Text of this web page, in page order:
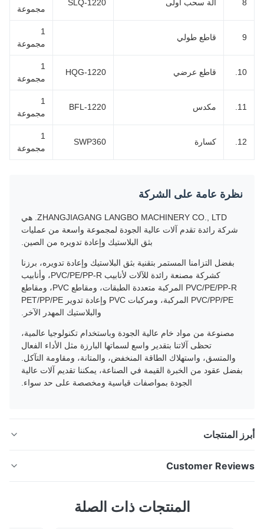
آلة سحب أولى SLQ-1220
مجموعة
قاطع طولي
مجموعة
قاطع عرضي HQG-1220
مجموعة
مكدس BFL-1220
مجموعة
كسارة SWP360
مجموعة
نظرة عامة على الشركة
ZHANGJIAGANG LANGBO MACHINERY CO., LTD. هي
شركة رائدة تقدم آلات عالية الجودة لمجموعة واسعة من عمليات
بثق البلاستيك وإعادة تدويره من الصين.
بفضل التزامنا المستمر بتقنية بثق البلاستيك وإعادة تدويره، برزنا
كشركة مصنعة رائدة للآلات لأنابيب PVC/PE/PP-R، وأنابيب
PVC/PE/PP-R المركبة متعددة الطبقات، ومقاطع PVC، ومقاطع
PVC/PP/PE المركبة، ومركبات PVC وإعادة تدوير PET/PP/PE
والبلاستيك المهدر الآخر.
مصنوعة من مواد خام عالية الجودة وباستخدام تكنولوجيا عالمية،
تحظى آلاتنا بتقدير واسع لسماتها البارزة مثل الأداء الفعال
والمتسق، واستهلاك الطاقة المنخفض، والمتانة، ومقاومة التآكل.
بفضل عقود من الخبرة القيمة في الصناعة، يمكننا تقديم آلات عالية
الجودة بمواصفات قياسية ومخصصة على حد سواء.
المنتجات
توفر موارد الغابات. يتميز بأنه مقاوم للحريق، ومقاوم للماء،
Customer
Based on 50 reviews recently
المنتجات ذات الصلة